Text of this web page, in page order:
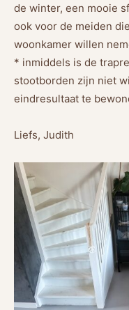
de winter, een mooie
ook voor de meiden
woonkamer willen
* inmiddels is de
stootborden zijn niet
eindresultaat te
Liefs, Judith